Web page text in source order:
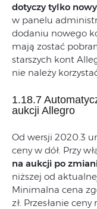
dotyczy tylko
w panelu
dodaniu nowego
mają zostać
starszych kont
nie należy
1.18.7
aukcji Allegro
Od wersji 2020.3
ceny w dół. Przy
na aukcji po
niższej od
Minimalna cena
zł. Przesłanie